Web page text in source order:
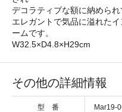
デコラティブな額に納められ
エレガントで気品に溢れた
ームです。
W32.5×D4.8×H29cm
その他の詳細情報
型 番 Mar19-